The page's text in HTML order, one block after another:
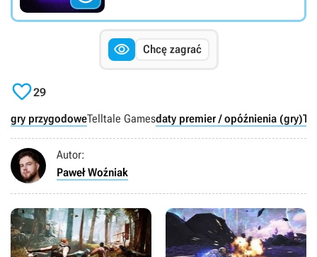
 Chcę zagrać
29
gry przygodoweTelltale Gamesdaty premier / opóźnienia (gry)
Autor:
Paweł Woźniak